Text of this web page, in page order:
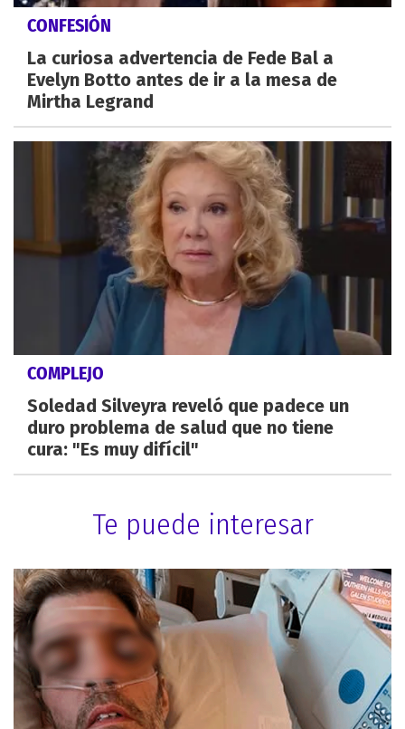
CONFESIÓN
La curiosa advertencia de Fede Bal a
Evelyn Botto antes de ir a la mesa de
Mirtha Legrand
COMPLEJO
Soledad Silveyra reveló que padece un
duro problema de salud que no tiene
cura: "Es muy difícil"
Te puede interesar